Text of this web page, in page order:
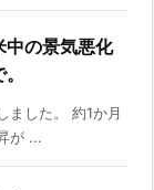
中の景気悪化
ました。 約1か月
が ...